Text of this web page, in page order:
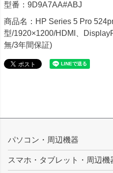
型番：9D9A7AA#ABJ
商品名：HP Series 5 Pro
型/1920×1200/HDMI、
無/3年間保証)
パソコン・周辺機器
スマホ・タブレット・周辺機